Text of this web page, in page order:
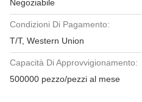
Negoziabile
Condizioni Di Pagamento:
T/T, Western Union
Capacità Di Approvvigionamento:
500000 pezzo/pezzi al mese